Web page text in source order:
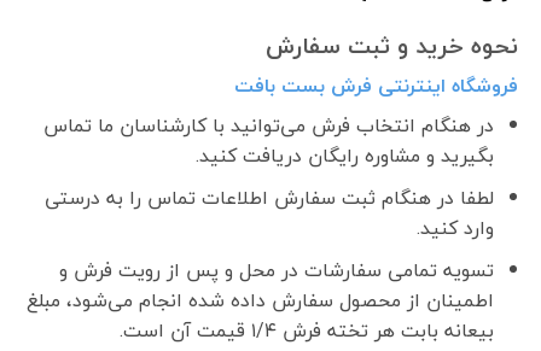
نحوه خرید و ثبت سفارش
فروشگاه اینترنتی فرش بست بافت
در هنگام انتخاب فرش می‌توانید با کارشناسان ما تماس
بگیرید و مشاوره رایگان دریافت کنید.
لطفا در هنگام ثبت سفارش اطلاعات تماس را به درستی
وارد کنید.
تسویه تمامی سفارشات در محل و پس از رویت فرش و
اطمینان از محصول سفارش داده شده انجام می‌شود، مبلغ
بیعانه بابت هر تخته فرش ۱/۴ قیمت آن است.